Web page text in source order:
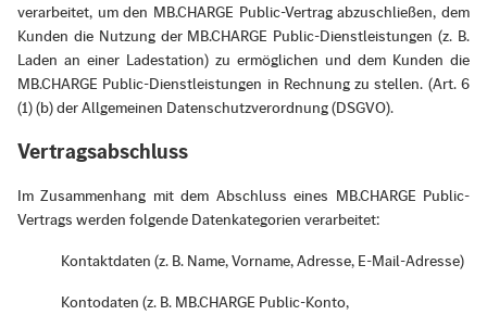
verarbeitet, um den MB.CHARGE Public-Vertrag abzuschließen, dem
Kunden die Nutzung der MB.CHARGE Public-Dienstleistungen (z. B.
Laden an einer Ladestation) zu ermöglichen und dem Kunden die
MB.CHARGE Public-Dienstleistungen in Rechnung zu stellen. (Art. 6
(1) (b) der Allgemeinen Datenschutzverordnung (DSGVO).
Vertragsabschluss
Im Zusammenhang mit dem Abschluss eines MB.CHARGE Public-
Vertrags werden folgende Datenkategorien verarbeitet:
Kontaktdaten (z. B. Name, Vorname, Adresse, E-Mail-Adresse)
Kontodaten (z. B. MB.CHARGE Public-Konto,